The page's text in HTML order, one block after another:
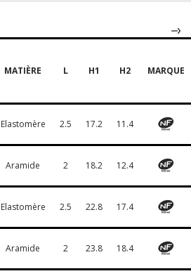
MATIÈRE L H1 H2 MARQUE
Elastomère 2.5 17.2 11.4
Aramide 2 18.2 12.4
Elastomère 2.5 22.8 17.4
Aramide 2 23.8 18.4